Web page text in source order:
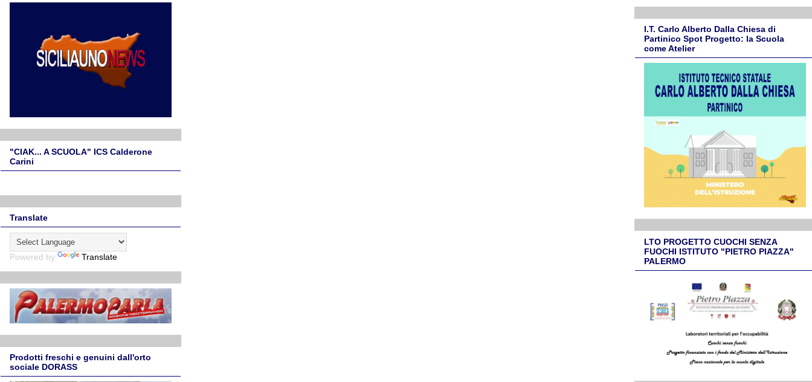
"CIAK... A SCUOLA" ICS Calderone
Carini
Translate
Powered by Translate
Prodotti freschi e genuini dall'orto
sociale DORASS
I.T. Carlo Alberto Dalla Chiesa di
Partinico Spot Progetto: la Scuola
come Atelier
LTO PROGETTO CUOCHI SENZA
FUOCHI ISTITUTO "PIETRO PIAZZA"
PALERMO